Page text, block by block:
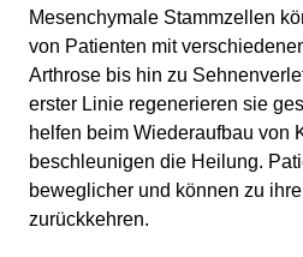
Mesenchymale Stammzellen
von Patienten mit
Arthrose bis hin zu
erster Linie regenerieren sie
helfen beim Wiederaufbau von
beschleunigen die Heilung.
beweglicher und können zu
zurückkehren.